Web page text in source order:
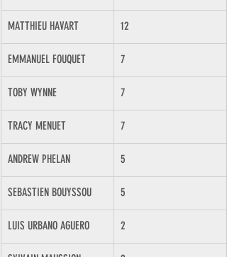
MATTHIEU HAVART 12
EMMANUEL FOUQUET 7
TOBY WYNNE 7
TRACY MENUET 7
ANDREW PHELAN 5
SEBASTIEN BOUYSSOU 5
LUIS URBANO AGUERO 2